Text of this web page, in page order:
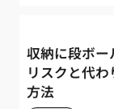
収納に段ボー
リスクと代
方法